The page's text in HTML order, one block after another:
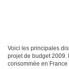
Voici les principales
projet de budget 2009.
consommée en